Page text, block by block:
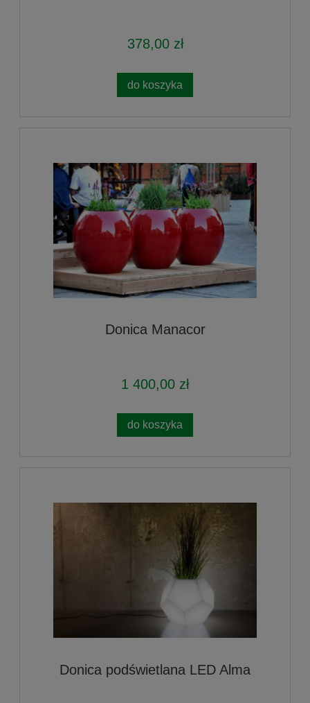
378,00 zł
do koszyka
Donica Manacor
1 400,00 zł
do koszyka
Donica podświetlana LED Alma